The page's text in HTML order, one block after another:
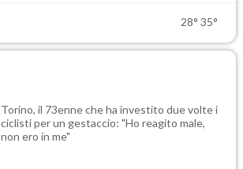
28° 35°
Torino, il 73enne che ha investito due volte i
ciclisti per un gestaccio: "Ho reagito male,
non ero in me"